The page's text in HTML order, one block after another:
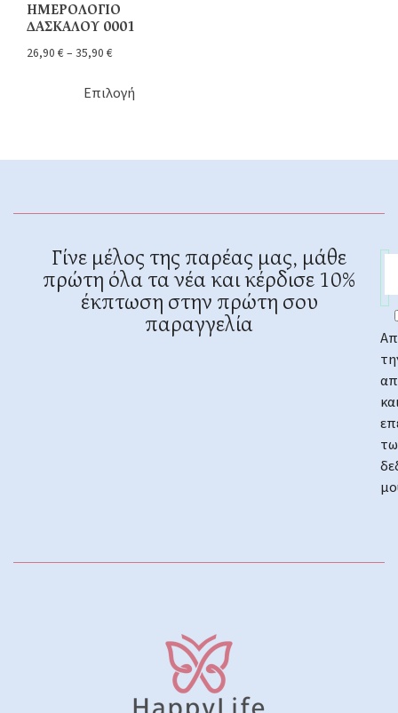
ΗΜΕΡΟΛΟΓΙΟ
ΔΑΣΚΑΛΟΥ 0001
26,90 € – 35,90 €
Επιλογή
Γίνε μέλος της παρέας μας, μάθε
πρώτη όλα τα νέα και κέρδισε 10%
έκπτωση στην πρώτη σου
παραγγελία